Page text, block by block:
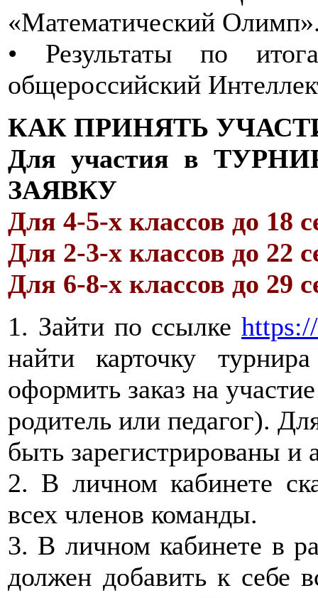
«Математический
• Результаты по
общероссийский
КАК ПРИНЯТЬ
Для участия в
ЗАЯВКУ
Для 4-5-х классов до 18
Для 2-3-х классов до 22
Для 6-8-х классов до 29
1. Зайти по ссылке
найти карточку
оформить заказ на
родитель или педагог).
быть зарегистрированы и
2. В личном кабинете
всех членов команды.
3. В личном кабинете в
должен добавить к себе